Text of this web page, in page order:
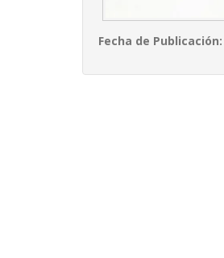
Fecha de Publicación: